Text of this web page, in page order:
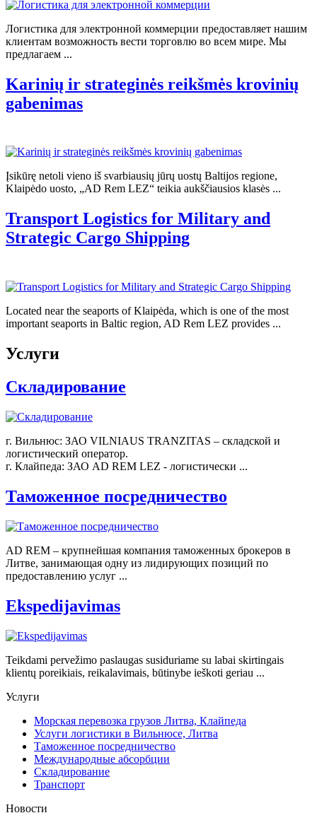
Логистика для электронной коммерции предоставляет нашим
клиентам возможность вести торговлю во всем мире. Мы
предлагаем ...
Karinių ir strateginės reikšmės krovinių
gabenimas
Įsikūrę netoli vieno iš svarbiausių jūrų uostų Baltijos regione,
Klaipėdo uosto, „AD Rem LEZ“ teikia aukščiausios klasės ...
Transport Logistics for Military and
Strategic Cargo Shipping
Located near the seaports of Klaipėda, which is one of the most
important seaports in Baltic region, AD Rem LEZ provides ...
Услуги
Складирование
г. Вильнюс: ЗАО VILNIAUS TRANZITAS – складской и
логистический оператор.
г. Клайпеда: ЗАО AD REM LEZ - логистически ...
Таможенное посредничество
AD REM – крупнейшая компания таможенных брокеров в
Литве, занимающая одну из лидирующих позиций по
предоставлению услуг ...
Ekspedijavimas
Teikdami pervežimo paslaugas susiduriame su labai skirtingais
klientų poreikiais, reikalavimais, būtinybe ieškoti geriau ...
Услуги
Морская перевозка грузов Литва, Клайпеда
Услуги логистики в Вильнюсе, Литва
Таможенное посредничество
Международные абсорбции
Складирование
Транспорт
Новости